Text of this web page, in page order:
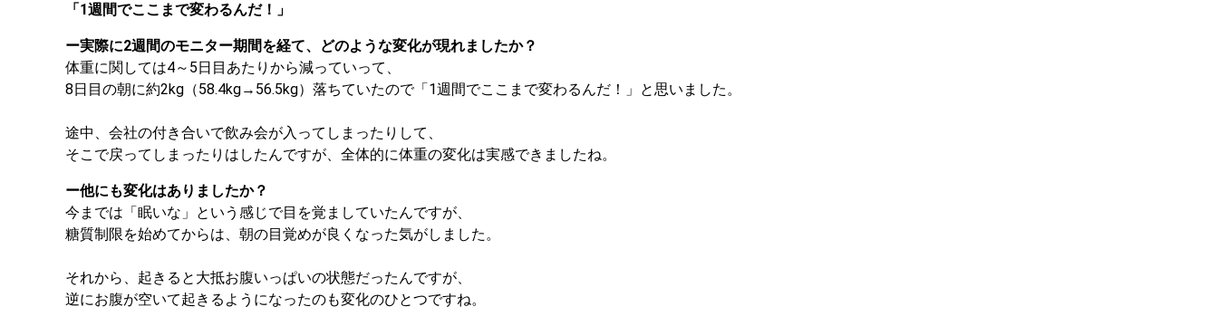
「1週間でここまで変わるんだ！」
ー実際に2週間のモニター期間を経て、どのような変化が現れましたか？
体重に関しては4～5日目あたりから減っていって、
8日目の朝に約2kg（58.4kg→56.5kg）落ちていたので「1週間でここまで変わるんだ！」と思いました。
途中、会社の付き合いで飲み会が入ってしまったりして、
そこで戻ってしまったりはしたんですが、全体的に体重の変化は実感できましたね。
ー他にも変化はありましたか？
今までは「眠いな」という感じで目を覚ましていたんですが、
糖質制限を始めてからは、朝の目覚めが良くなった気がしました。
それから、起きると大抵お腹いっぱいの状態だったんですが、
逆にお腹が空いて起きるようになったのも変化のひとつですね。